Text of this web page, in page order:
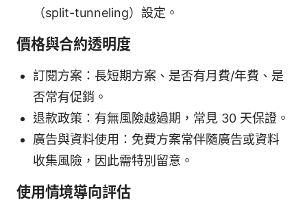
（split-tunneling）設定。
價格與合約透明度
訂閱方案：長短期方案、是否有月費/年費、是
否常有促銷。
退款政策：有無風險越過期，常見 30 天保證。
廣告與資料使用：免費方案常伴隨廣告或資料
收集風險，因此需特別留意。
使用情境導向評估